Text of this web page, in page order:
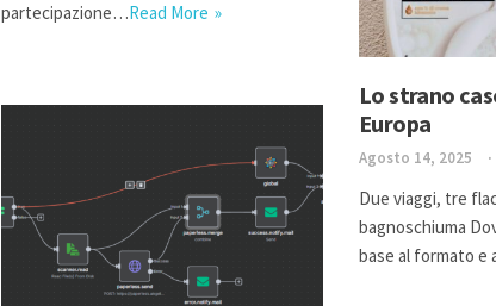
partecipazione…Read More
Lo strano
Europa
Agosto 14, 2025
Due viaggi, tre
bagnoschiuma
base al formato e